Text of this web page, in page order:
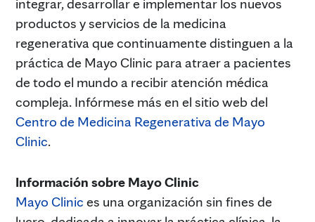
integrar, desarrollar e implementar los nuevos
productos y servicios de la medicina
regenerativa que continuamente distinguen a la
práctica de Mayo Clinic para atraer a pacientes
de todo el mundo a recibir atención médica
compleja. Infórmese más en el sitio web del
Centro de Medicina Regenerativa de Mayo
Clinic.
Información sobre Mayo Clinic
Mayo Clinic es una organización sin fines de